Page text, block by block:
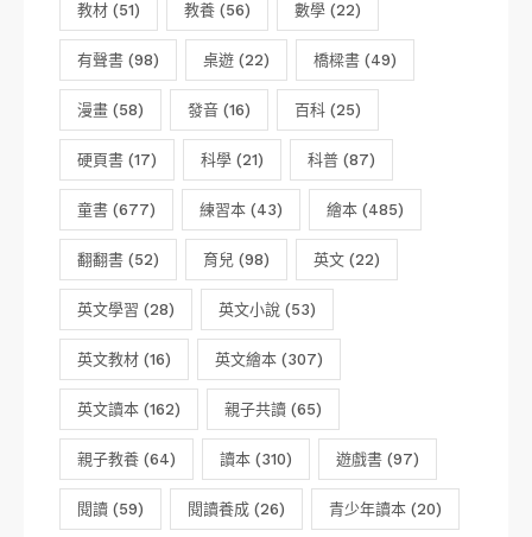
教材 (51) 教養 (56) 數學 (22)
有聲書 (98) 桌遊 (22) 橋樑書 (49)
漫畫 (58) 發音 (16) 百科 (25)
硬頁書 (17) 科學 (21) 科普 (87)
童書 (677) 練習本 (43) 繪本 (485)
翻翻書 (52) 育兒 (98) 英文 (22)
英文學習 (28) 英文小說 (53)
英文教材 (16) 英文繪本 (307)
英文讀本 (162) 親子共讀 (65)
親子教養 (64) 讀本 (310) 遊戲書 (97)
閱讀 (59) 閱讀養成 (26) 青少年讀本 (20)